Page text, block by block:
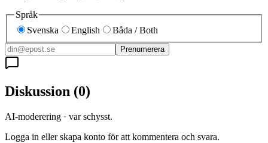
Språk
Svenska
English Båda / Both
Prenumerera
Diskussion (0)
AI-moderering · var schysst.
Logga in eller skapa konto för att kommentera och svara.